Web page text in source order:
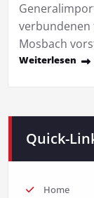
verbundenen
Mosbach
Weiterlesen
Quick-
Home